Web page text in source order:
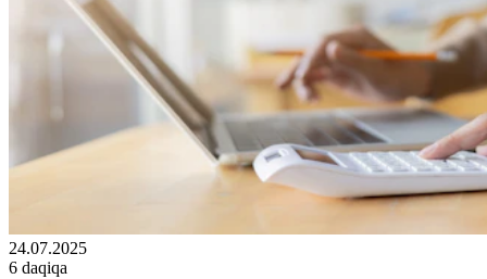
24.07.2025
6 daqiqa